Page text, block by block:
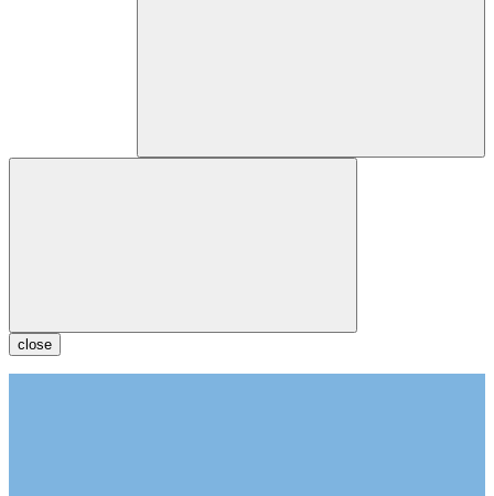
close